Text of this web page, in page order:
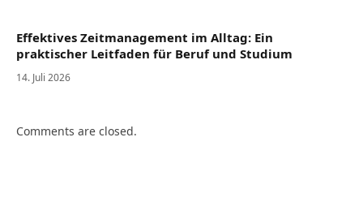
Effektives Zeitmanagement im Alltag: Ein
praktischer Leitfaden für Beruf und Studium
14. Juli 2026
Comments are closed.